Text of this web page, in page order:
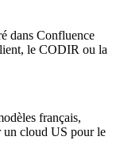
dans Confluence
le CODIR ou la
français,
un cloud US pour le